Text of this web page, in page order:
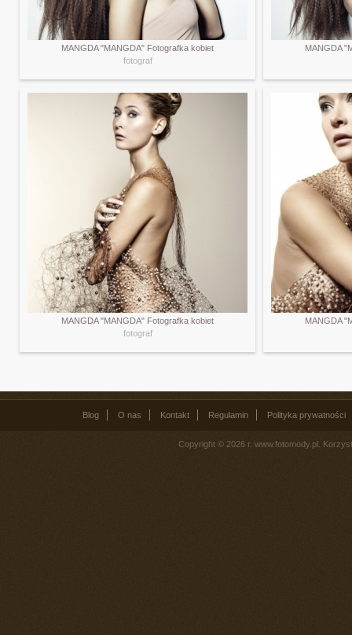
MANGDA "MANGDA" Fotografka kobiet
fotograf
MANGDA
MANGDA "MANGDA" Fotografka kobiet
fotograf
MANGDA
Blog O nas Kontakt Regulamin Polityka prywatności
Copyright © 2026 r. www.fotomody.pl.